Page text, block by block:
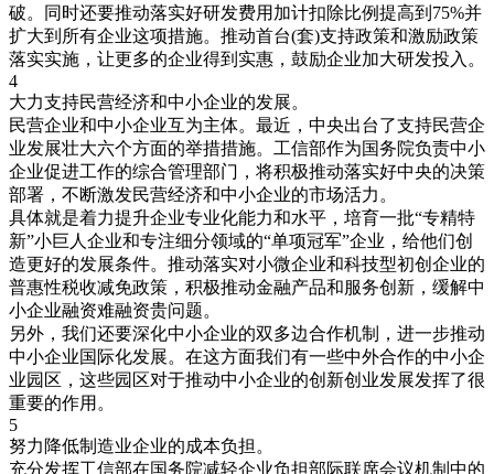
破。同时还要推动落实好研发费用加计扣除比例提高到75%并
扩大到所有企业这项措施。推动首台(套)支持政策和激励政策
落实实施，让更多的企业得到实惠，鼓励企业加大研发投入。
4
大力支持民营经济和中小企业的发展。
民营企业和中小企业互为主体。最近，中央出台了支持民营企
业发展壮大六个方面的举措措施。工信部作为国务院负责中小
企业促进工作的综合管理部门，将积极推动落实好中央的决策
部署，不断激发民营经济和中小企业的市场活力。
具体就是着力提升企业专业化能力和水平，培育一批“专精特
新”小巨人企业和专注细分领域的“单项冠军”企业，给他们创
造更好的发展条件。推动落实对小微企业和科技型初创企业的
普惠性税收减免政策，积极推动金融产品和服务创新，缓解中
小企业融资难融资贵问题。
另外，我们还要深化中小企业的双多边合作机制，进一步推动
中小企业国际化发展。在这方面我们有一些中外合作的中小企
业园区，这些园区对于推动中小企业的创新创业发展发挥了很
重要的作用。
5
努力降低制造业企业的成本负担。
充分发挥工信部在国务院减轻企业负担部际联席会议机制中的